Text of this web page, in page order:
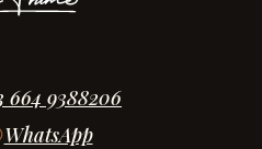
664 9388206
WhatsApp